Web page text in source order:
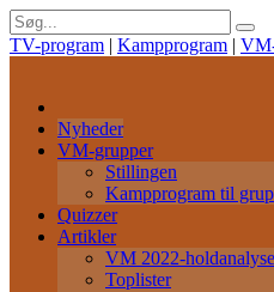
TV-program | Kampprogram |
Nyheder
VM-grupper
Stillingen
Kampprogram til
Quizzer
Artikler
VM 2022-
Toplister